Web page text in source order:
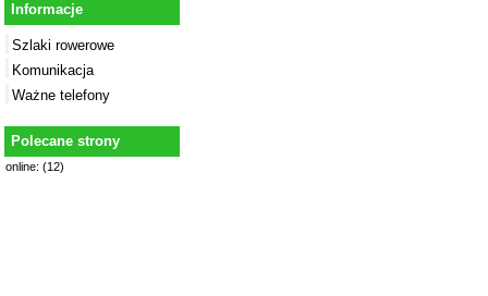
Informacje
Szlaki rowerowe
Komunikacja
Ważne telefony
Polecane strony
online: (12)